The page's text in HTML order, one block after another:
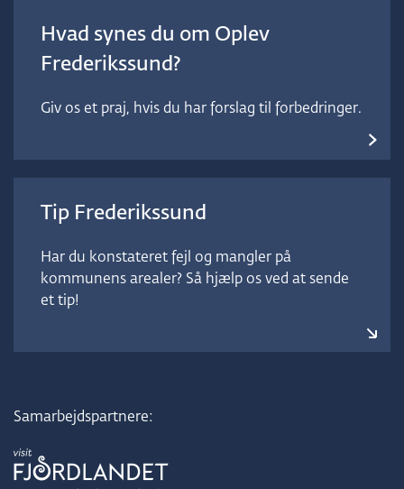
Hvad synes du om Oplev
Frederikssund?
Giv os et praj, hvis du har forslag til forbedringer.
Tip Frederikssund
Har du konstateret fejl og mangler på
kommunens arealer? Så hjælp os ved at sende
et tip!
Samarbejdspartnere: